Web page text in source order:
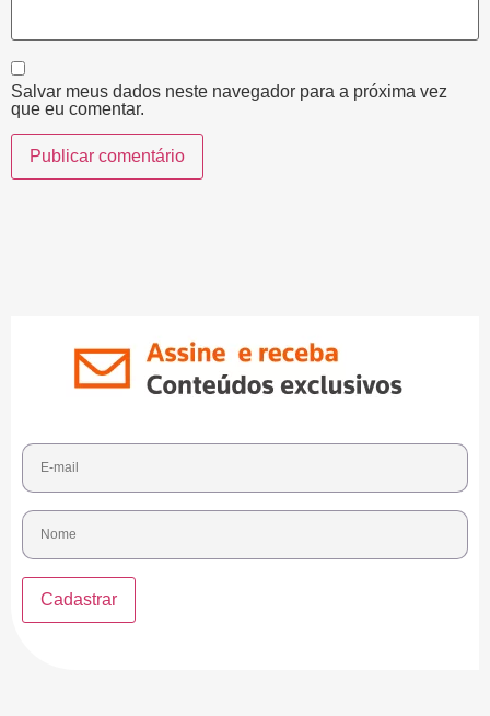
Salvar meus dados neste navegador para a próxima vez
que eu comentar.